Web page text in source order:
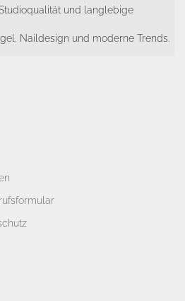
und langlebige
Naildesign und moderne Trends.